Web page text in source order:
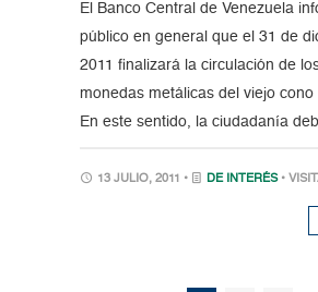
El Banco Central de Venezuela
público en general que el 31 de
2011 finalizará la circulación de
monedas metálicas del viejo cono
En este sentido, la ciudadanía
13 JULIO, 2011 • DE INTERÉS •